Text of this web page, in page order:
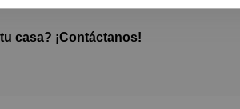
casa? ¡Contáctanos!